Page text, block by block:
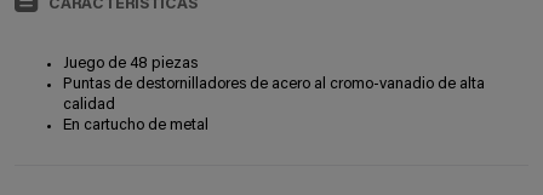
CARACTERISTÍCAS
Juego de 48 piezas
Puntas de destornilladores de acero al cromo-vanadio de alta
calidad
En cartucho de metal